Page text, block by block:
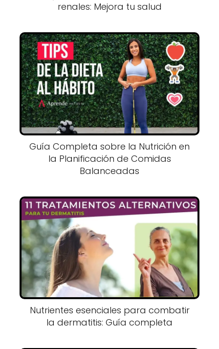
renales: Mejora tu salud
Guía Completa sobre la Nutrición en
la Planificación de Comidas
Balanceadas
Nutrientes esenciales para combatir
la dermatitis: Guía completa